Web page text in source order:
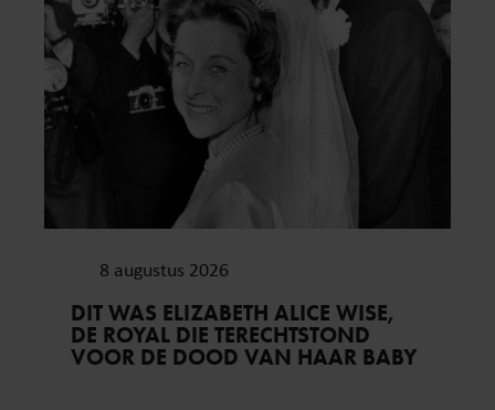
8 augustus 2026
DIT WAS ELIZABETH ALICE WISE,
DE ROYAL DIE TERECHTSTOND
VOOR DE DOOD VAN HAAR BABY